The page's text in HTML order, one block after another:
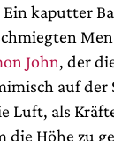
kaputter
John, der
auf
Luft, als
die Höhe zu